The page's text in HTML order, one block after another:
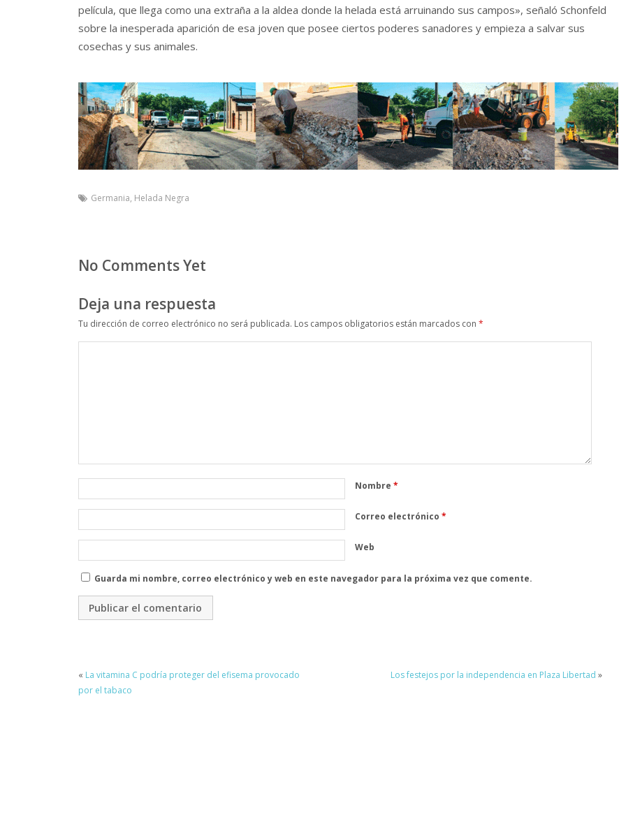
película, que llega como una extraña a la aldea donde la helada está arruinando sus campos», señaló Schonfeld
sobre la inesperada aparición de esa joven que posee ciertos poderes sanadores y empieza a salvar sus
cosechas y sus animales.
Germania, Helada Negra
No Comments Yet
Deja una respuesta
Tu dirección de correo electrónico no será publicada. Los campos obligatorios están marcados con *
Nombre *
Correo electrónico *
Web
Guarda mi nombre, correo electrónico y web en este navegador para la próxima vez que comente.
« La vitamina C podría proteger del efisema provocado
por el tabaco
Los festejos por la independencia en Plaza Libertad »